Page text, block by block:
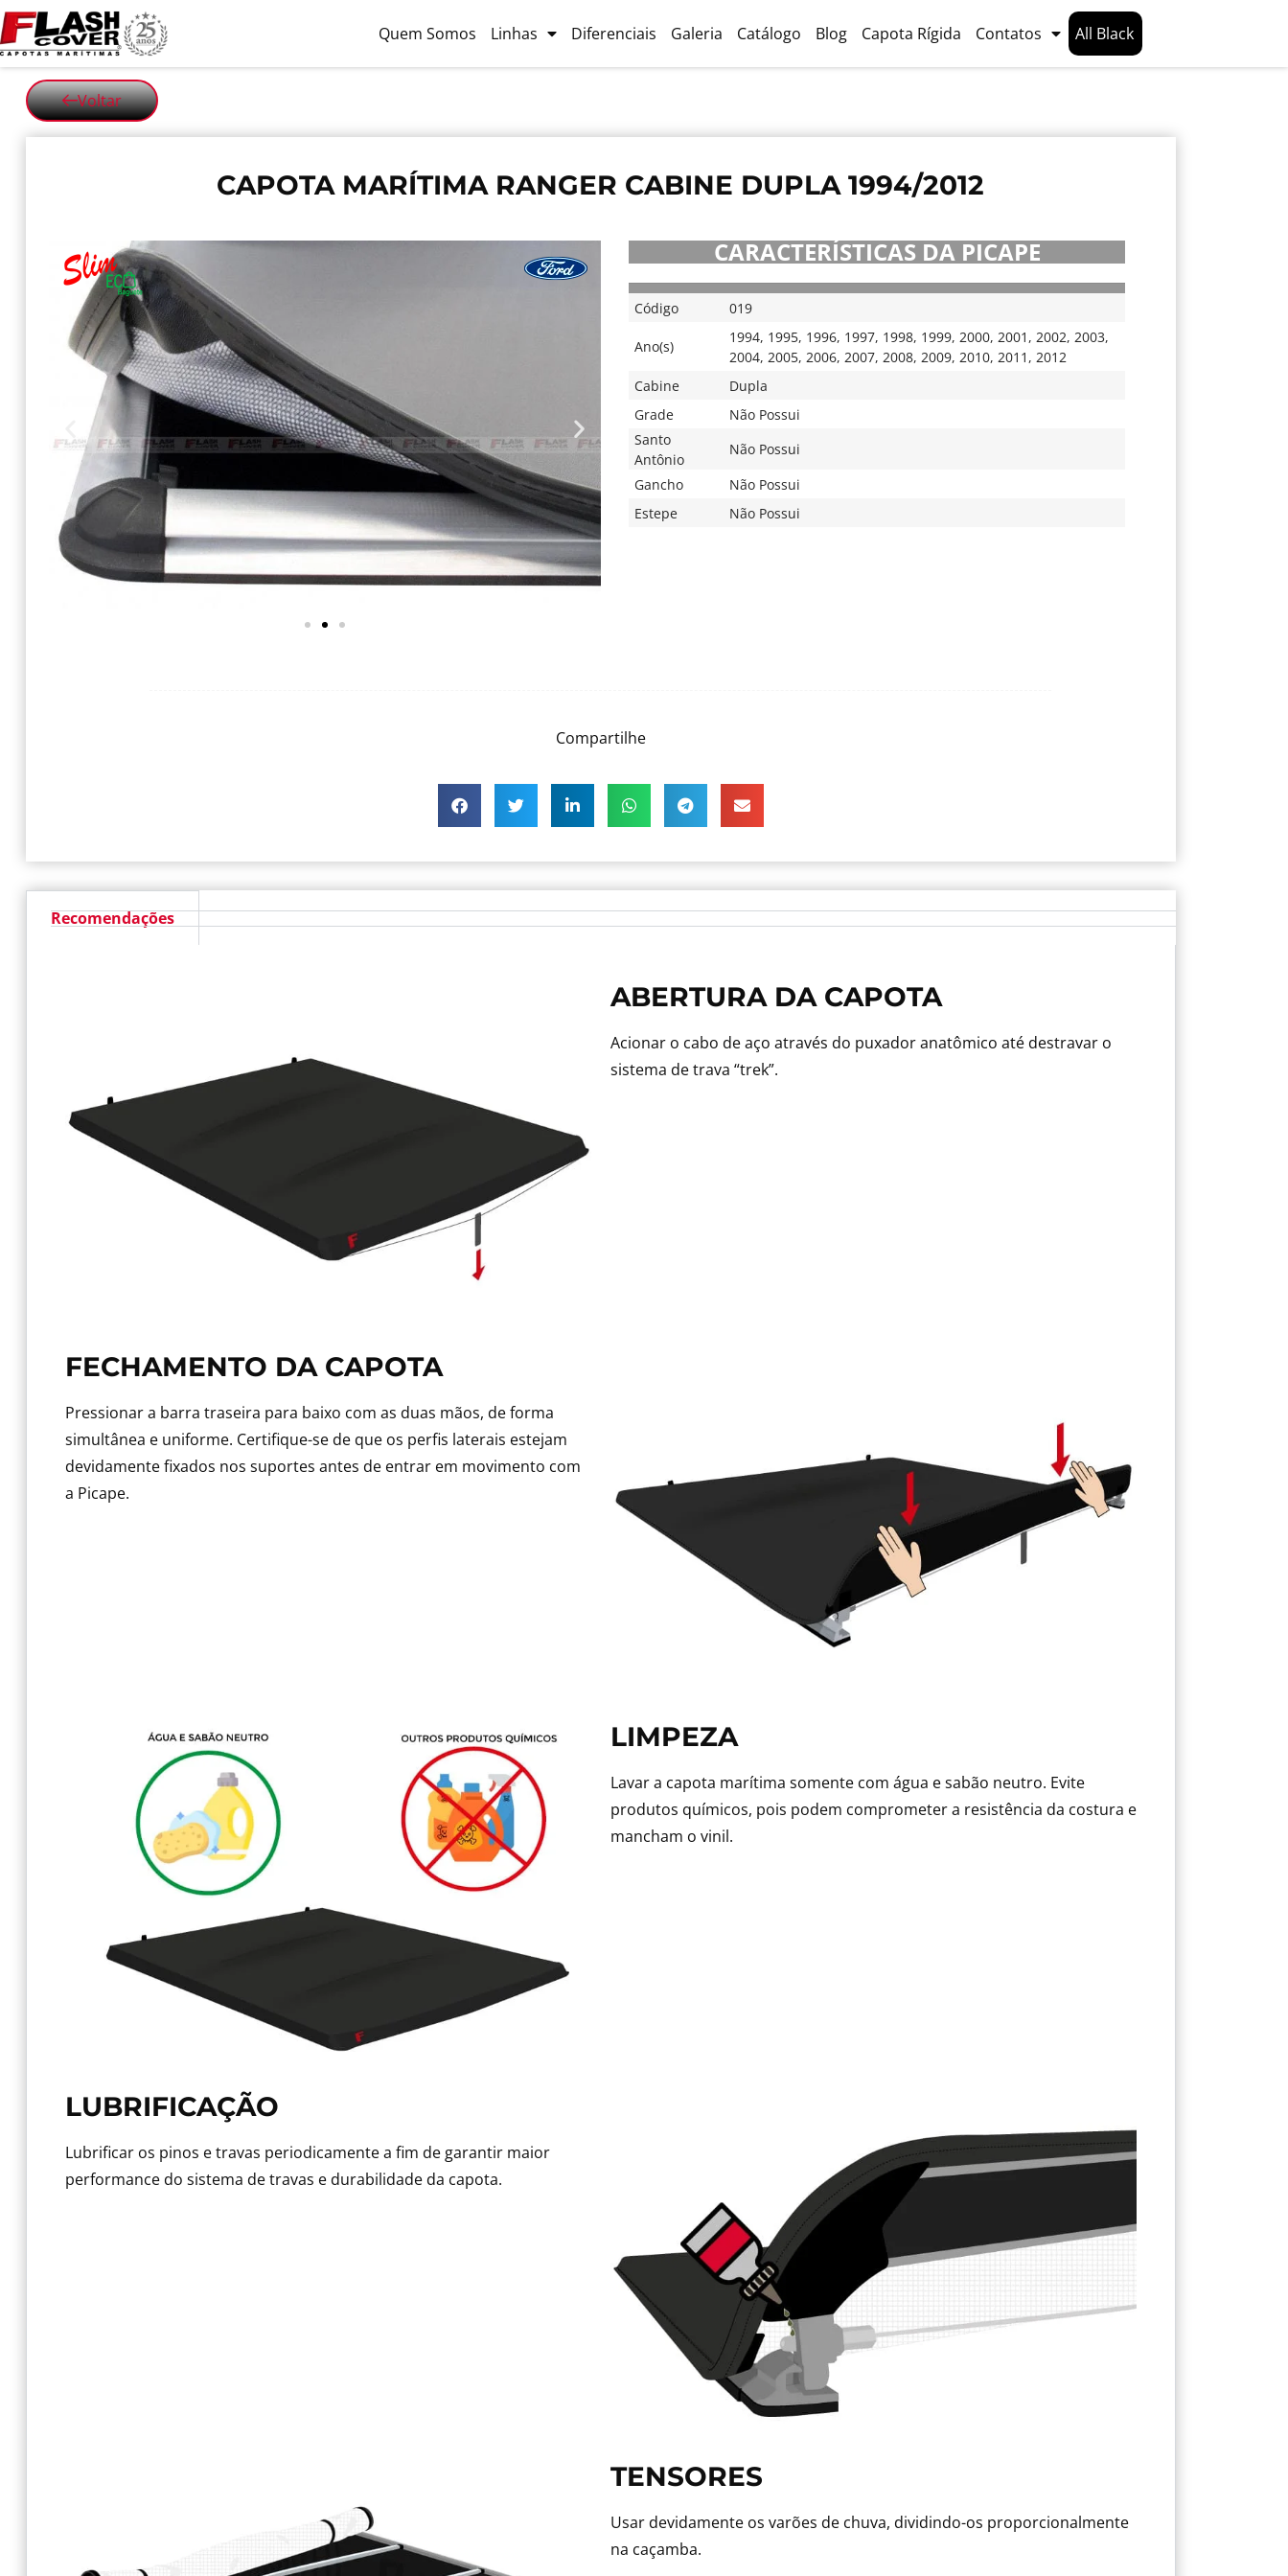
Quem Somos Linhas Diferenciais Galeria Catálogo Blog Capota Rígida Contatos All Black
Voltar
CAPOTA MARÍTIMA RANGER CABINE DUPLA 1994/2012
CARACTERÍSTICAS DA PICAPE
Código 019
Ano(s)
1994, 1995, 1996, 1997, 1998, 1999, 2000, 2001 , 2002, 2003,
2004, 2005, 2006, 2007, 2008, 2009, 2010, 2011 , 2012
Cabine
Dupla
Grade
Não Possui
Santo
Antônio
Não Possui
Gancho
Não Possui
Estepe
Não Possui
Compartilhe
Recomendações
ABERTURA DA CAPOTA
Acionar o cabo de aço através do puxador anatômico até destravar o
sistema de trava “trek”.
FECHAMENTO DA CAPOTA
Pressionar a barra traseira para baixo com as duas mãos, de forma
simultânea e uniforme. Certifique-se de que os perfis laterais estejam
devidamente fixados nos suportes antes de entrar em movimento com
a Picape.
LIMPEZA
Lavar a capota marítima somente com água e sabão neutro. Evite
produtos químicos, pois podem comprometer a resistência da costura e
mancham o vinil.
LUBRIFICAÇÃO
Lubrificar os pinos e travas periodicamente a fim de garantir maior
performance do sistema de travas e durabilidade da capota.
TENSORES
Usar devidamente os varões de chuva, dividindo-os proporcionalmente
na caçamba.